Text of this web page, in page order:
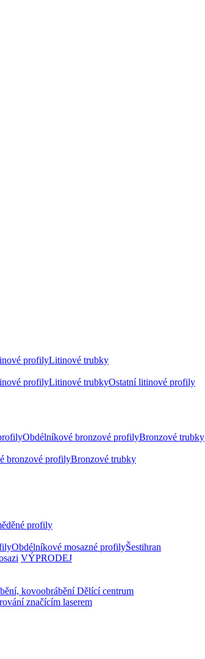
profilyLitinové trubky
profilyLitinové trubkyOstatní litinové profily
Obdélníkové bronzové profilyBronzové trubky
bronzové profilyBronzové trubky
profily
Obdélníkové mosazné profilyŠestihran
VÝPRODEJ
kovoobrábění Dělící centrum
značícím laserem